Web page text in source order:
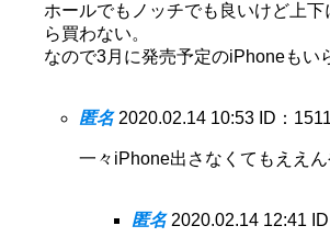
ホールでもノッチでも良いけど上
ら買わない。
なので3月に発売予定のiPhoneもい
匿名 2020.02.14 10:53 ID：
一々iPhone出さなくてもええん
匿名 2020.02.14 12:41